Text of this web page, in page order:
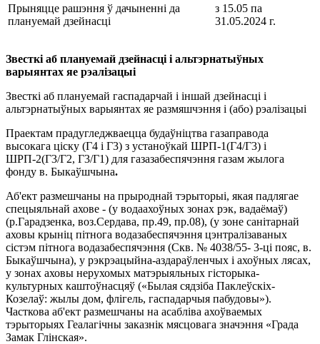
Прыняцце рашэння ў дачыненні да
плануемай дзейнасці
з 15.05 па
31.05.2024 г.
Звесткі аб плануемай дзейнасці і альтэрнатыўных
варыянтах яе рэалізацыі
Звесткі аб плануемай гаспадарчай і іншай дзейнасці і
альтэрнатыўных варыянтах яе размяшчэння і (або) рэалізацыі
Праектам прадугледжваецца будаўніцтва газаправода
высокага ціску (Г4 і Г3) з устаноўкай ШРП-1(Г4/Г3) і
ШРП-2(Г3/Г2, Г3/Г1) для газазабеспячэння газам жылога
фонду в. Быкаўшчына.
Аб'ект размешчаны на прыроднай тэрыторыі, якая падлягае
спецыяльнай ахове - (у водаахоўных зонах рэк, вадаёмаў)
(р.Гарадзенка, воз.Сердава, пр.49, пр.08), (у зоне санітарнай
аховы крыніц пітнога водазабеспячэння цэнтралізаваных
сістэм пітнога водазабеспячэння (Скв. № 4038/55- 3-ці пояс, в.
Быкаўшчына), у рэкрэацыйна-аздараўленчых і ахоўных лясах,
у зонах аховы нерухомых матэрыяльных гісторыка-
культурных каштоўнасцяў («Былая сядзіба Паклеўскіх-
Козелаў: жылы дом, флігель, гаспадарчыя пабудовы»).
Часткова аб'ект размешчаны на асабліва ахоўваемых
тэрыторыях Геалагічны заказнік мясцовага значэння «Града
Замак Глінская».